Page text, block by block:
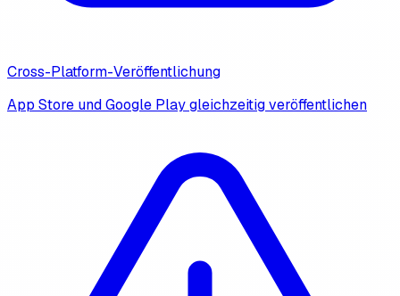
Cross-Platform-Veröffentlichung
App Store und Google Play gleichzeitig veröffentlichen